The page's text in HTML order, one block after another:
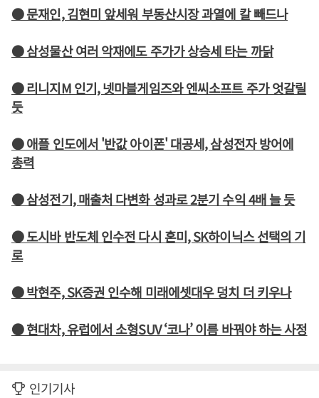
● 문재인, 김현미 앞세워 부동산시장 과열에 칼 빼드나
● 삼성물산 여러 악재에도 주가가 상승세 타는 까닭
● 리니지M 인기, 넷마블게임즈와 엔씨소프트 주가 엇갈릴
듯
● 애플 인도에서 '반값 아이폰' 대공세, 삼성전자 방어에
총력
● 삼성전기, 매출처 다변화 성과로 2분기 수익 4배 늘 듯
● 도시바 반도체 인수전 다시 혼미, SK하이닉스 선택의 기
로
● 박현주, SK증권 인수해 미래에셋대우 덩치 더 키우나
● 현대차, 유럽에서 소형SUV ‘코나’ 이름 바꿔야 하는 사정
인기기사